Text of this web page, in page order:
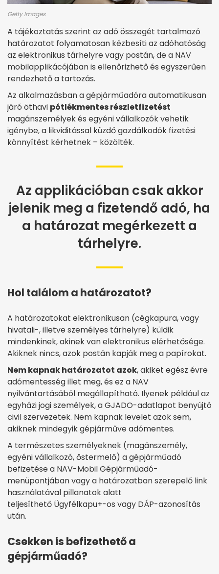
Getty Images
A tájékoztatás szerint az adó összegét tartalmazó
határozatot folyamatosan kézbesíti az adóhatóság
az elektronikus tárhelyre vagy postán, de a NAV
mobilapplikácójában is ellenőrizhető és egyszerűen
rendezhető a tartozás.
Az alkalmazásban a gépjárműadóra automatikusan
járó öthavi pótlékmentes részletfizetést
magánszemélyek és egyéni vállalkozók vehetik
igénybe, a likviditással küzdő gazdálkodók fizetési
könnyítést kérhetnek – közölték.
Az applikációban csak akkor
jelenik meg a fizetendő adó, ha
a határozat megérkezett a
tárhelyre.
Hol találom a határozatot?
A határozatokat elektronikusan (cégkapura, vagy
hivatali-, illetve személyes tárhelyre) küldik
mindenkinek, akinek van elektronikus elérhetősége.
Akiknek nincs, azok postán kapják meg a papírokat.
Nem kapnak határozatot azok, akiket egész évre
adómentesség illet meg, és ez a NAV
nyilvántartásából megállapítható. Ilyenek például az
egyházi jogi személyek, a GJADO-adatlapot benyújtó
civil szervezetek. Nem kapnak levelet azok sem,
akiknek mindegyik gépjárműve adómentes.
A természetes személyeknek (magánszemély,
egyéni vállalkozó, őstermelő) a gépjárműadó
befizetése a NAV-Mobil Gépjárműadó-
menüpontjában vagy a határozatban szerepelő link
használatával pillanatok alatt
teljesíthető Ügyfélkapu+-os vagy DÁP-azonosítás
után.
Csekken is befizethető a
gépjárműadó?